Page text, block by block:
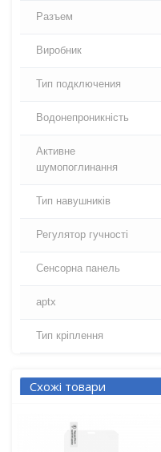
Разъем
Виробник
Тип подключения
Водонепроникність
Активне
шумопоглинання
Тип навушників
Регулятор гучності
Сенсорна панель
aptx
Тип кріплення
Схожі товари